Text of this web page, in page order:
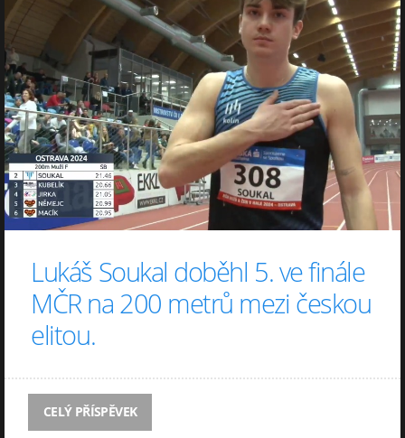
Lukáš Soukal doběhl 5. ve finále
MČR na 200 metrů mezi českou
elitou.
CELÝ PŘÍSPĚVEK